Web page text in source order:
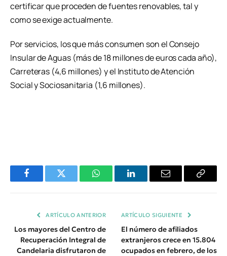
certificar que proceden de fuentes renovables, tal y
como se exige actualmente.
Por servicios, los que más consumen son el Consejo
Insular de Aguas (más de 18 millones de euros cada año),
Carreteras (4,6 millones) y el Instituto de Atención
Social y Sociosanitaria (1,6 millones).
FacebookTwitter WhatsAppLinkedInEmail
Copiar
ARTÍCULO ANTERIOR
Los mayores del Centro de
Recuperación Integral de
Candelaria disfrutaron de
ARTÍCULO SIGUIENTE
El número de afiliados
extranjeros crece en 15.804
ocupados en febrero, de los